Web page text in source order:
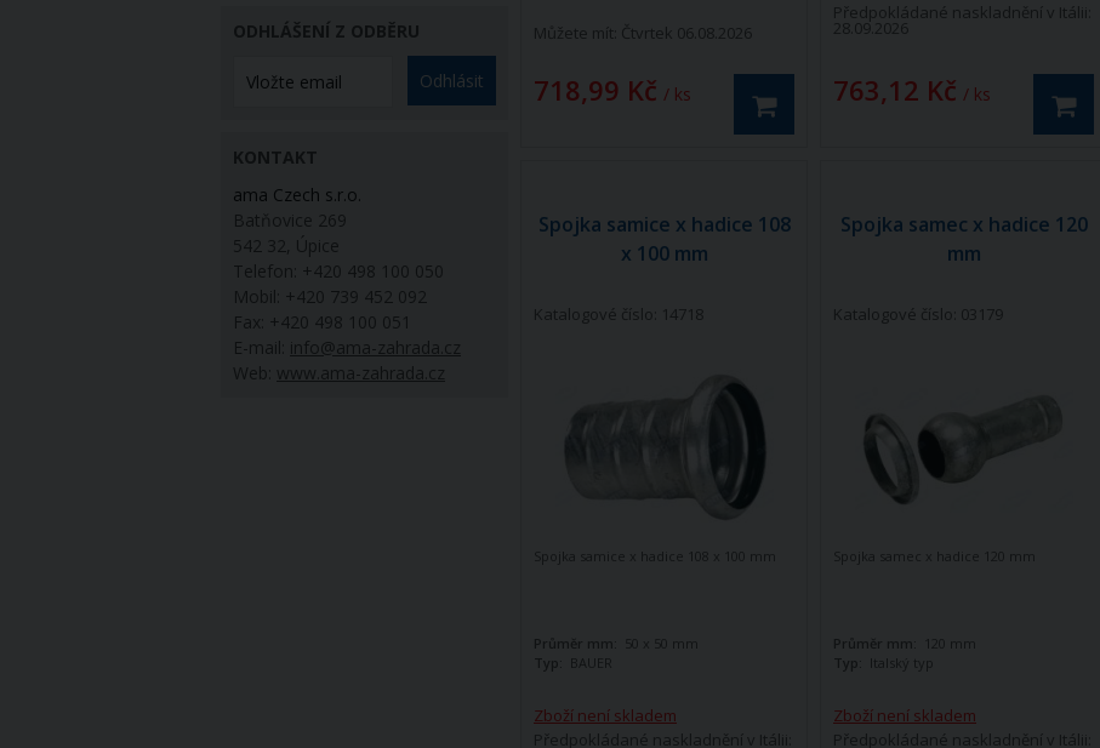
Můžete mít: Čtvrtek 06.08.2026
718,99 Kč / ks
Předpokládané naskladnění v Itálii:
28.09.2026
763,12 Kč / ks
Spojka samice x hadice 108
x 100 mm
Katalogové číslo: 14718
Zboží není skladem
Předpokládané naskladnění v Itálii:
Spojka samice x hadice 108 x 100 mm
Průměr mm:
50 x 50 mm
Typ: BAUER
Spojka samec x hadice 120
mm
Katalogové číslo: 03179
Zboží není skladem
Předpokládané naskladnění v Itálii:
Spojka samec x hadice 120 mm
Průměr mm:
120 mm
Typ: Italský typ
ODHLÁŠENÍ Z ODBĚRU
Odhlásit
KONTAKT
ama Czech s.r.o.
Batňovice 269
542 32, Úpice
Telefon: +420 498 100 050
Mobil: +420 739 452 092
Fax: +420 498 100 051
E-mail: info@ama-zahrada.cz
Web:
www.ama-zahrada.cz